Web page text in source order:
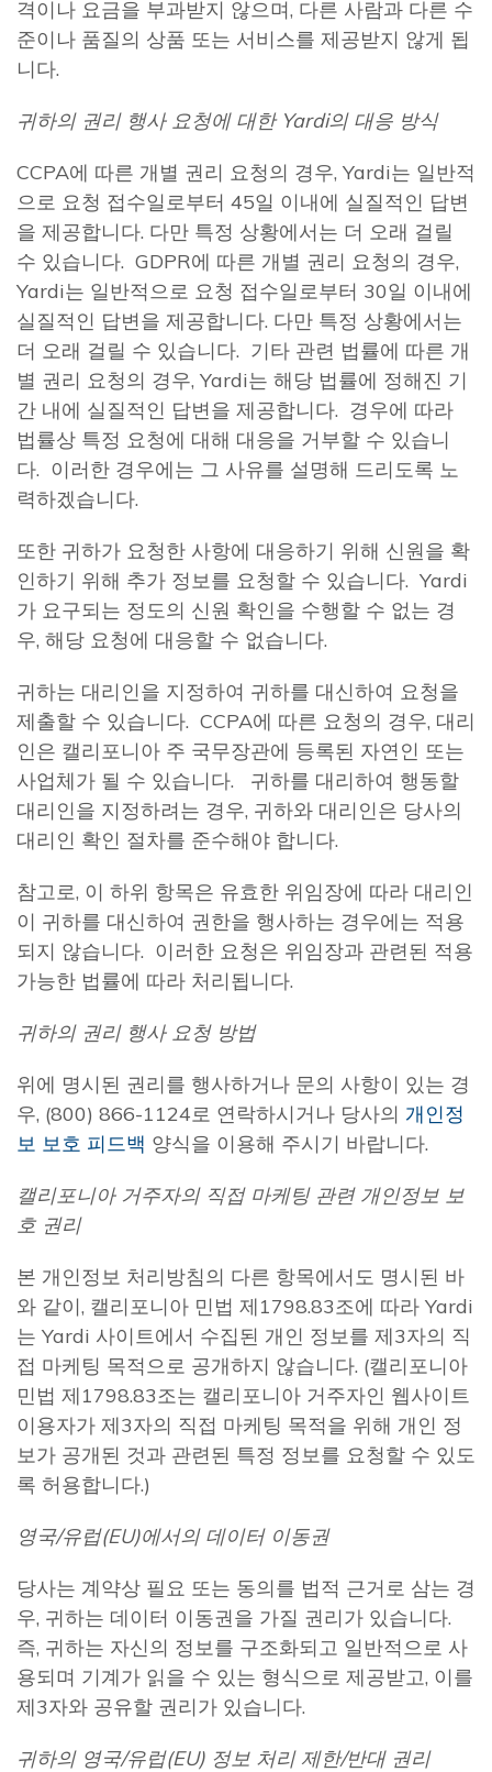
격이나 요금을 부과받지 않으며, 다른 사람과 다른 수
준이나 품질의 상품 또는 서비스를 제공받지 않게 됩
니다.
귀하의 권리 행사 요청에 대한Yardi의 대응 방식
CCPA에 따른 개별 권리 요청의 경우, Yardi는 일반적
으로 요청 접수일로부터 45일 이내에 실질적인 답변
을 제공합니다. 다만 특정 상황에서는 더 오래 걸릴
수 있습니다. GDPR에 따른 개별 권리 요청의 경우,
Yardi는 일반적으로 요청 접수일로부터 30일 이내에
실질적인 답변을 제공합니다. 다만 특정 상황에서는
더 오래 걸릴 수 있습니다. 기타 관련 법률에 따른 개
별 권리 요청의 경우, Yardi는 해당 법률에 정해진 기
간 내에 실질적인 답변을 제공합니다. 경우에 따라
법률상 특정 요청에 대해 대응을 거부할 수 있습니
다. 이러한 경우에는 그 사유를 설명해 드리도록 노
력하겠습니다.
또한 귀하가 요청한 사항에 대응하기 위해 신원을 확
인하기 위해 추가 정보를 요청할 수 있습니다. Yardi
가 요구되는 정도의 신원 확인을 수행할 수 없는 경
우, 해당 요청에 대응할 수 없습니다.
귀하는 대리인을 지정하여 귀하를 대신하여 요청을
제출할 수 있습니다. CCPA에 따른 요청의 경우, 대리
인은 캘리포니아 주 국무장관에 등록된 자연인 또는
사업체가 될 수 있습니다. 귀하를 대리하여 행동할
대리인을 지정하려는 경우, 귀하와 대리인은 당사의
대리인 확인 절차를 준수해야 합니다.
참고로, 이 하위 항목은 유효한 위임장에 따라 대리인
이 귀하를 대신하여 권한을 행사하는 경우에는 적용
되지 않습니다. 이러한 요청은 위임장과 관련된 적용
가능한 법률에 따라 처리됩니다.
귀하의 권리 행사 요청 방법
위에 명시된 권리를 행사하거나 문의 사항이 있는 경
우, (800) 866-1124로 연락하시거나 당사의 개인정
보 보호 피드백 양식을 이용해 주시기 바랍니다.
캘리포니아 거주자의 직접 마케팅 관련 개인정보 보
호 권리
본 개인정보 처리방침의 다른 항목에서도 명시된 바
와 같이, 캘리포니아 민법 제1798.83조에 따라 Yardi
는 Yardi 사이트에서 수집된 개인 정보를 제3자의 직
접 마케팅 목적으로 공개하지 않습니다. (캘리포니아
민법 제1798.83조는 캘리포니아 거주자인 웹사이트
이용자가 제3자의 직접 마케팅 목적을 위해 개인 정
보가 공개된 것과 관련된 특정 정보를 요청할 수 있도
록 허용합니다.)
영국/유럽(EU)에서의 데이터 이동권
당사는 계약상 필요 또는 동의를 법적 근거로 삼는 경
우, 귀하는 데이터 이동권을 가질 권리가 있습니다.
즉, 귀하는 자신의 정보를 구조화되고 일반적으로 사
용되며 기계가 읽을 수 있는 형식으로 제공받고, 이를
제3자와 공유할 권리가 있습니다.
귀하의 영국/유럽(EU) 정보 처리 제한/반대 권리